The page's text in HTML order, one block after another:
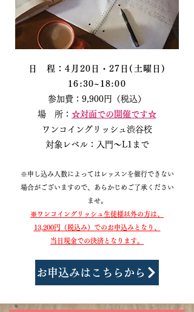
日 程：4月20日・27日(土曜日)
16:30~18:00
参加費：9,900円（税込）
場 所： ​☆対面での開催です☆
ワンコイングリッシュ渋谷校
対象レベル：入門～L1まで
※申し込み人数によってはレッスンを催行できない
場合がございますので、あらかじめご了承ください
ませ。
※ワンコイングリッシュ生徒様以外の方は、
13,200円（税込み）でのお申込みとなり、
当日現金での決済となります。
お申込みはこちらから